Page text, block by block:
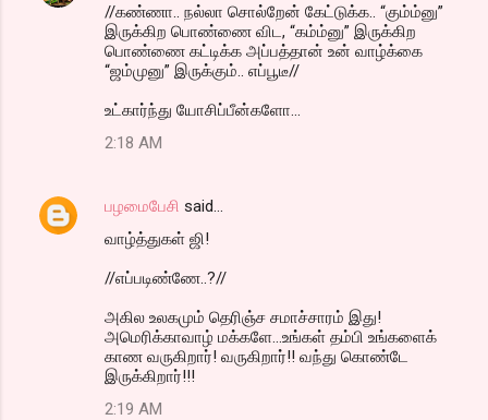
//கண்ணா.. நல்லா சொல்றேன் கேட்டுக்க.. “கும்ம்னு”
இருக்கிற பொண்ணை விட, “கம்ம்னு” இருக்கிற
பொண்ணை கட்டிக்க அப்பத்தான் உன் வாழ்க்கை
“ஜம்முனு” இருக்கும்.. எப்பூடீ//
உட்கார்ந்து யோசிப்பீன்களோ...
2:18 AM
பழமைபேசி said…
வாழ்த்துகள் ஜி!
//எப்படிண்ணே..?//
அகில உலகமும் தெரிஞ்ச சமாச்சாரம் இது!
அமெரிக்காவாழ் மக்களே...உங்கள் தம்பி உங்களைக்
காண வருகிறார்! வருகிறார்!! வந்து கொண்டே
இருக்கிறார்!!!
2:19 AM